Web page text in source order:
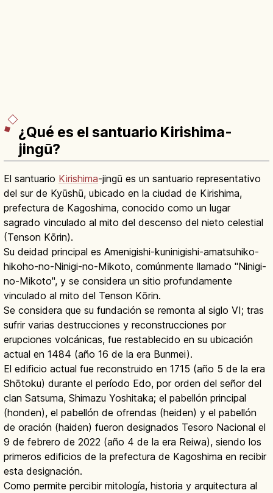
¿Qué es el santuario Kirishima-
jingū?
El santuario Kirishima-jingū es un santuario representativo
del sur de Kyūshū, ubicado en la ciudad de Kirishima,
prefectura de Kagoshima, conocido como un lugar
sagrado vinculado al mito del descenso del nieto celestial
(Tenson Kōrin).
Su deidad principal es Amenigishi-kuninigishi-amatsuhiko-
hikoho-no-Ninigi-no-Mikoto, comúnmente llamado "Ninigi-
no-Mikoto", y se considera un sitio profundamente
vinculado al mito del Tenson Kōrin.
Se considera que su fundación se remonta al siglo VI; tras
sufrir varias destrucciones y reconstrucciones por
erupciones volcánicas, fue restablecido en su ubicación
actual en 1484 (año 16 de la era Bunmei).
El edificio actual fue reconstruido en 1715 (año 5 de la era
Shōtoku) durante el período Edo, por orden del señor del
clan Satsuma, Shimazu Yoshitaka; el pabellón principal
(honden), el pabellón de ofrendas (heiden) y el pabellón
de oración (haiden) fueron designados Tesoro Nacional el
9 de febrero de 2022 (año 4 de la era Reiwa), siendo los
primeros edificios de la prefectura de Kagoshima en recibir
esta designación.
Como permite percibir mitología, historia y arquitectura al